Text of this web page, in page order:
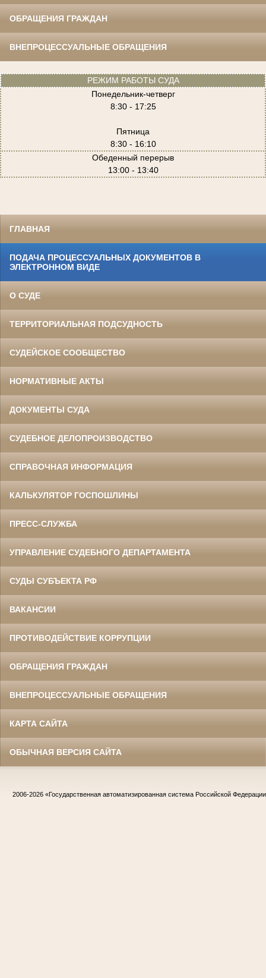
ОБРАЩЕНИЯ ГРАЖДАН
ВНЕПРОЦЕССУАЛЬНЫЕ ОБРАЩЕНИЯ
РЕЖИМ РАБОТЫ СУДА
Понедельник-четверг
8:30 - 17:25
Пятница
8:30 - 16:10
Обеденный перерыв
13:00 - 13:40
ГЛАВНАЯ
ПОДАЧА ПРОЦЕССУАЛЬНЫХ ДОКУМЕНТОВ В
ЭЛЕКТРОННОМ ВИДЕ
О СУДЕ
ТЕРРИТОРИАЛЬНАЯ ПОДСУДНОСТЬ
СУДЕЙСКОЕ СООБЩЕСТВО
НОРМАТИВНЫЕ АКТЫ
ДОКУМЕНТЫ СУДА
СУДЕБНОЕ ДЕЛОПРОИЗВОДСТВО
СПРАВОЧНАЯ ИНФОРМАЦИЯ
КАЛЬКУЛЯТОР ГОСПОШЛИНЫ
ПРЕСС-СЛУЖБА
УПРАВЛЕНИЕ СУДЕБНОГО ДЕПАРТАМЕНТА
СУДЫ СУБЪЕКТА РФ
ВАКАНСИИ
ПРОТИВОДЕЙСТВИЕ КОРРУПЦИИ
ОБРАЩЕНИЯ ГРАЖДАН
ВНЕПРОЦЕССУАЛЬНЫЕ ОБРАЩЕНИЯ
КАРТА САЙТА
ОБЫЧНАЯ ВЕРСИЯ САЙТА
2006-2026 «Государственная автоматизированная система Российской